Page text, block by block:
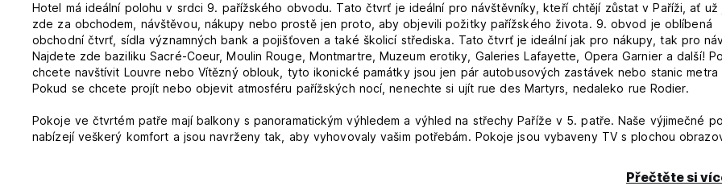
Hotel má ideální polohu v srdci 9. pařížského obvodu. Tato čtvrť je ideální pro návštěvníky, kteří chtějí zůstat v Paříži, ať už
zde za obchodem, návštěvou, nákupy nebo prostě jen proto, aby objevili požitky pařížského života. 9. obvod je oblíbená
obchodní čtvrť, sídla významných bank a pojišťoven a také školicí střediska. Tato čtvrť je ideální jak pro nákupy, tak pro
Najdete zde baziliku Sacré-Coeur, Moulin Rouge, Montmartre, Muzeum erotiky, Galeries Lafayette, Opera Garnier a další!
chcete navštívit Louvre nebo Vítězný oblouk, tyto ikonické památky jsou jen pár autobusových zastávek nebo stanic metra
Pokud se chcete projít nebo objevit atmosféru pařížských nocí, nenechte si ujít rue des Martyrs, nedaleko rue Rodier.
Pokoje ve čtvrtém patře mají balkony s panoramatickým výhledem a výhled na střechy Paříže v 5. patře. Naše výjimečné
nabízejí veškerý komfort a jsou navrženy tak, aby vyhovovaly vašim potřebám. Pokoje jsou vybaveny TV s plochou
sprchou nebo vanou. K dispozici je také fén a vyhřívaný věšák na ručníky. Upozorňujeme, že pokoje Deluxe mají dokovací
Přečtěte si